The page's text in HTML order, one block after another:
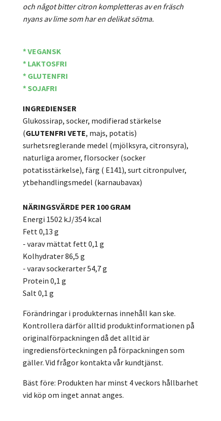
och något bitter citron kompletteras av en fräsch
nyans av lime som har en delikat sötma.
* VEGANSK
* LAKTOSFRI
* GLUTENFRI
* SOJAFRI
INGREDIENSER
Glukossirap, socker, modifierad stärkelse
(GLUTENFRI VETE, majs, potatis)
surhetsreglerande medel (mjölksyra, citronsyra),
naturliga aromer, florsocker (socker
potatisstärkelse), färg ( E141), surt citronpulver,
ytbehandlingsmedel (karnaubavax)
NÄRINGSVÄRDE PER 100 GRAM
Energi 1502 kJ/354 kcal
Fett 0,13 g
- varav mättat fett 0,1 g
Kolhydrater 86,5 g
- varav sockerarter 54,7 g
Protein 0,1 g
Salt 0,1 g
Förändringar i produkternas innehåll kan ske.
Kontrollera därför alltid produktinformationen på
originalförpackningen då det alltid är
ingrediensförteckningen på förpackningen som
gäller. Vid frågor kontakta vår kundtjänst.
Bäst före: Produkten har minst 4 veckors hållbarhet
vid köp om inget annat anges.